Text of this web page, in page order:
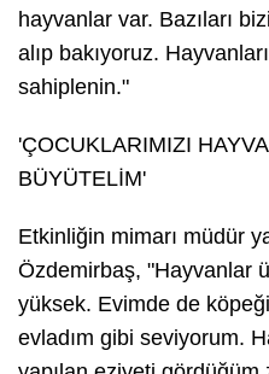
hayvanlar var. Bazıları
alıp bakıyoruz.
sahiplenin."
'ÇOCUKLARIMIZI
BÜYÜTELİM'
Etkinliğin mimarı müdür
Özdemirbaş, "Hayvanlar
yüksek. Evimde de
evladım gibi seviyorum.